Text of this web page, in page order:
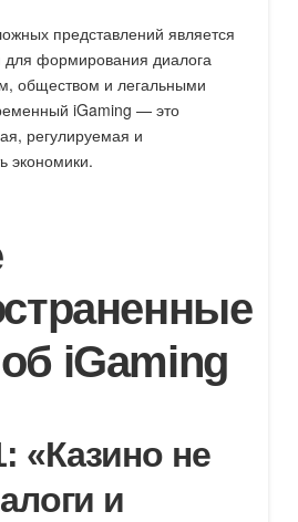
представлений является
для формирования диалога
обществом и легальными
iGaming — это
регулируемая и
экономики.
iGaming
не
и